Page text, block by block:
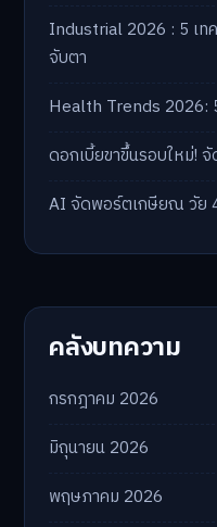
Industrial 2026 : 5 เท
จับตา
Health Trends 2026:
ดอกเบี้ยขาขึ้นรอบใหม่!
AI จัดพอร์ตเกษียณ วัย
คลังบทความ
กรกฎาคม 2026
มิถุนายน 2026
พฤษภาคม 2026